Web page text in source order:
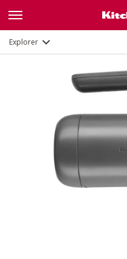
Explorer